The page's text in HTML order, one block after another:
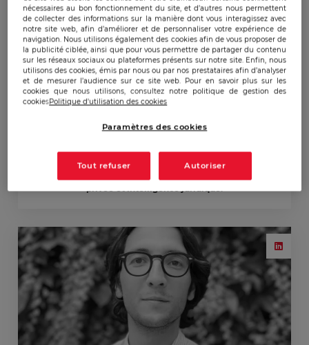
Découvrez Arnaud Cluzel, associé fondateur d’Outmatch
nécessaires au bon fonctionnement du site, et d’autres nous permettent
de collecter des informations sur la manière dont vous interagissez avec
notre site web, afin d’améliorer et de personnaliser votre expérience de
navigation. Nous utilisons également des cookies afin de vous proposer de
la publicité ciblée, ainsi que pour vous permettre de partager du contenu
sur les réseaux sociaux ou plateformes présents sur notre site. Enfin, nous
utilisons des cookies, émis par nous ou par nos prestataires afin d’analyser
et de mesurer l’audience sur ce site web. Pour en savoir plus sur les
cookies que nous utilisons, consultez notre politique de gestion des
cookiesPolitique d'utilisation des cookies
Paramètres des cookies
Tout refuser Autoriser